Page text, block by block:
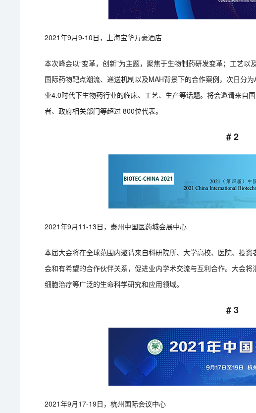
2021年9月9-10日，上海宝华万豪酒店
本次峰会以“变革，创新”为主题，聚焦于生物制药研发变革；工艺
国际药物靶点潮流、递送机制以及MAH背景下的合作案例，次日分
业4.0时代下生物药行业的临床、工艺、生产等话题。将会邀请来自
者、政府相关部门等超过 800位代表。
# 2
2021年9月11-13日，泰州中国医药城会展中心
本届大会将在全球范围内邀请来自科研院所、大学高校、医院、投
会和有希望的合作伙伴关系，促进业内学术交流与互利合作。大会
细胞治疗等广泛的生命科学研究和应用领域。
# 3
2021年9月17-19日，杭州国际会议中心